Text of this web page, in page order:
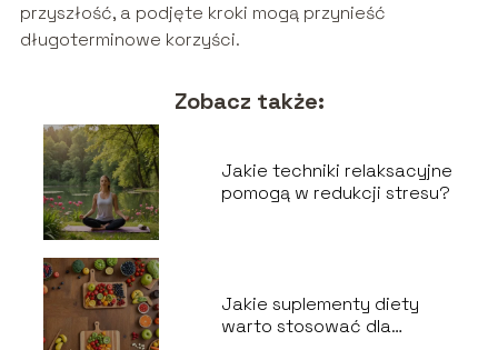
przyszłość, a podjęte kroki mogą przynieść
długoterminowe korzyści.
Zobacz także:
Jakie techniki relaksacyjne
pomogą w redukcji stresu?
Jakie suplementy diety
warto stosować dla